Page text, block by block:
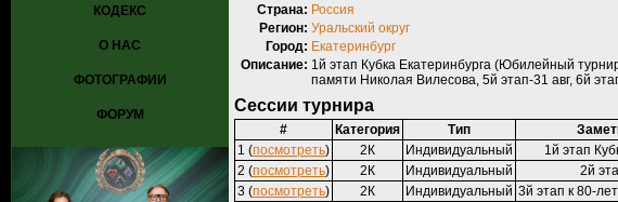
КОДЕКС
О НАС
ФОТОГРАФИИ
ФОРУМ
Страна: Россия
Регион: Уральский округ
Город: Екатеринбург
Описание: 1й этап Кубка Екатеринбурга (Юбилейный
памяти Николая Вилесова, 5й этап-31 авг, 6й
Сессии турнира
# Категория Тип
1 (посмотреть) 2К Индивидуальный
1й этап
2 (посмотреть) 2К Индивидуальный
2й
3 (посмотреть) 2К Индивидуальный 3й этап к 80-